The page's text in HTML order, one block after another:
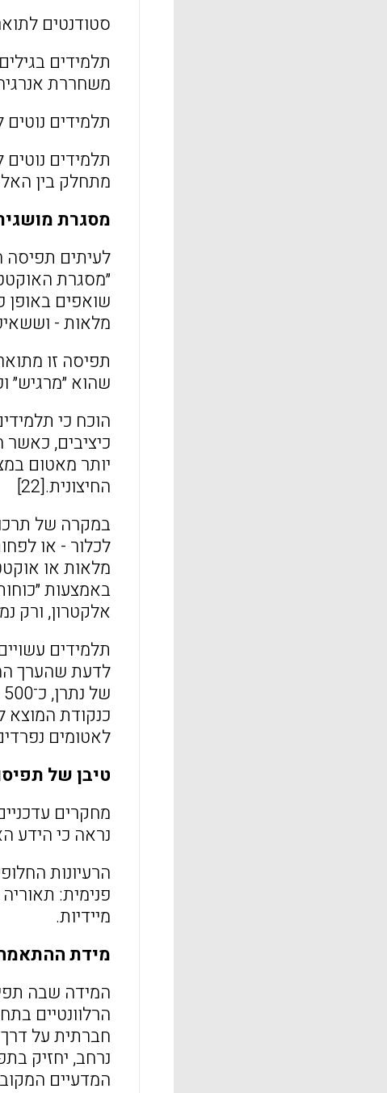
סטודנטים
תלמידים
משחררת
תלמידים
תלמידים
מתחלק בין
מסגרת
לעיתים תפיסה
שואפים באופן
מלאות -
תפיסה זו
שהוא ״מרגיש״
כיציבים,
יותר מאטום
החיצונית.[22]
לכלור - או
מלאות או
אלקטרון, ורק
תלמידים
כנקודת המוצא
לאטומים
טיבן של
מחקרים
נראה כי הידע
פנימית:
מיידיות.
מידת
המידה שבה
הרלוונטיים
חברתית על דרך
נרחב, יחזיק
המדעיים